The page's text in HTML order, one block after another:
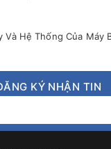
Và Hệ Thống Của Máy
KÝ NHẬN TIN